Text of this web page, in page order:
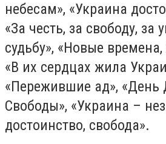
небесам», «Украина
«За честь, за свободу, за
судьбу», «Новые
«В их сердцах жила
«Пережившие ад», «День
Свободы», «Украина –
достоинство, свобода».